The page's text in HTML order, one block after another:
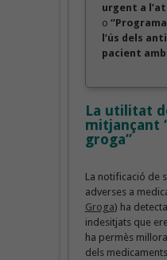
urgent a
o
l’ús dels
pacient
La utilitat
mitjançant
groga”
La notificació de
adverses a
Groga) ha
indesitjats que
ha permès
dels